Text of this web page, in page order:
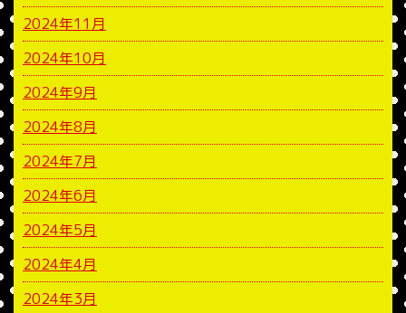
2024年11月
2024年10月
2024年9月
2024年8月
2024年7月
2024年6月
2024年5月
2024年4月
2024年3月